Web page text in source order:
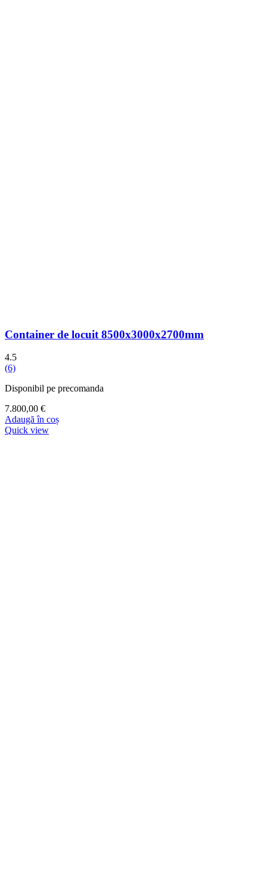
Container de locuit 8500x3000x2700mm
4.5
(6)
Disponibil pe precomanda
7.800,00 €
Adaugă în coș
Quick view